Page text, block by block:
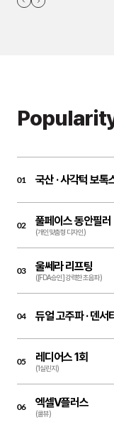
01 국산 ·사각턱 보톡
02 풀페이스 동안필러
(개인맞춤형 디자인)
03 울쎄라 리프팅
([FDA승인] 강력한 초음파)
04 듀얼 고주파 ·덴서티
05 레디어스 1회
(1실린지)
06 엑셀V플러스
(쿨뷰)